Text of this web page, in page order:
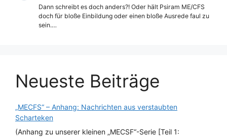
Dann schreibt es doch anders?! Oder hält Psiram ME/CFS
doch für bloße Einbildung oder einen bloße Ausrede faul zu
sein.…
Neueste Beiträge
„MECFS“ – Anhang: Nachrichten aus verstaubten
Scharteken
(Anhang zu unserer kleinen „MECSF“-Serie [Teil 1: